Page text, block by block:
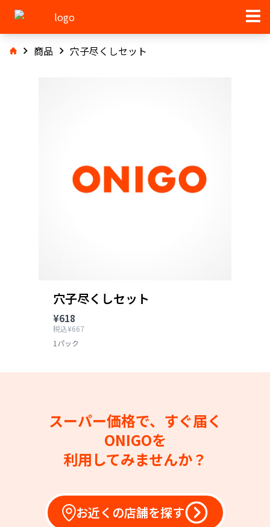
商品 穴子尽くしセット
穴子尽くしセット
¥618
税込¥667
1パック
スーパー価格で、すぐ届く
ONIGOを
利用してみませんか？
お近くの店舗を探す